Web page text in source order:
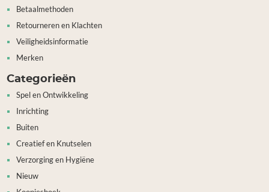
Betaalmethoden
Retourneren en Klachten
Veiligheidsinformatie
Merken
Categorieën
Spel en Ontwikkeling
Inrichting
Buiten
Creatief en Knutselen
Verzorging en Hygiëne
Nieuw